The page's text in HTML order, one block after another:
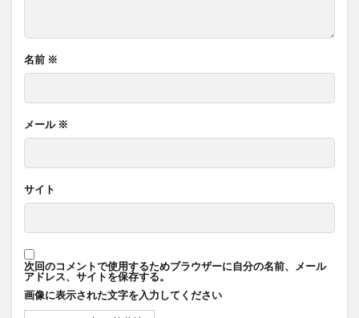
名前 ※
メール ※
サイト
次回のコメントで使用するためブラウザーに自分の名前、メール
アドレス、サイトを保存する。
画像に表示された文字を入力してください